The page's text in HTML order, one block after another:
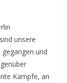
unsere
und
Kämpfe, an